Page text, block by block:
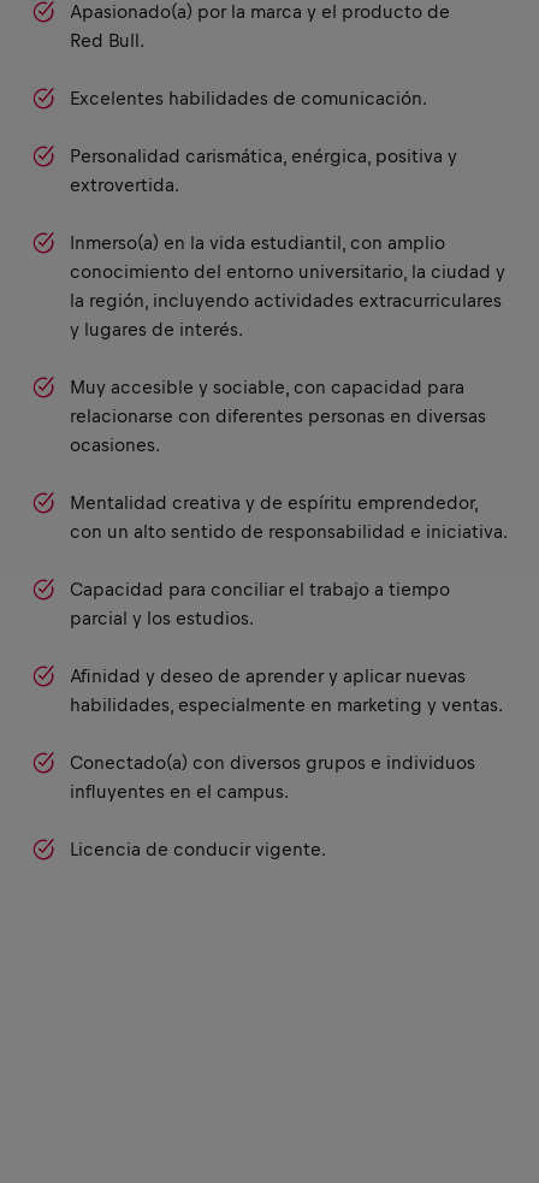
Apasionado(a) por la marca y el producto de
Red Bull.
Excelentes habilidades de comunicación.
Personalidad carismática, enérgica, positiva y
extrovertida.
Inmerso(a) en la vida estudiantil, con amplio
conocimiento del entorno universitario, la ciudad y
la región, incluyendo actividades extracurriculares
y lugares de interés.
Muy accesible y sociable, con capacidad para
relacionarse con diferentes personas en diversas
ocasiones.
Mentalidad creativa y de espíritu emprendedor,
con un alto sentido de responsabilidad e iniciativa.
Capacidad para conciliar el trabajo a tiempo
parcial y los estudios.
Afinidad y deseo de aprender y aplicar nuevas
habilidades, especialmente en marketing y ventas.
Conectado(a) con diversos grupos e individuos
influyentes en el campus.
Licencia de conducir vigente.